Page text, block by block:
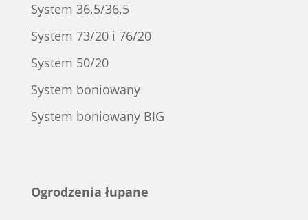
System 36,5/36,5
System 73/20 i 76/20
System 50/20
System boniowany
System boniowany BIG
Ogrodzenia łupane